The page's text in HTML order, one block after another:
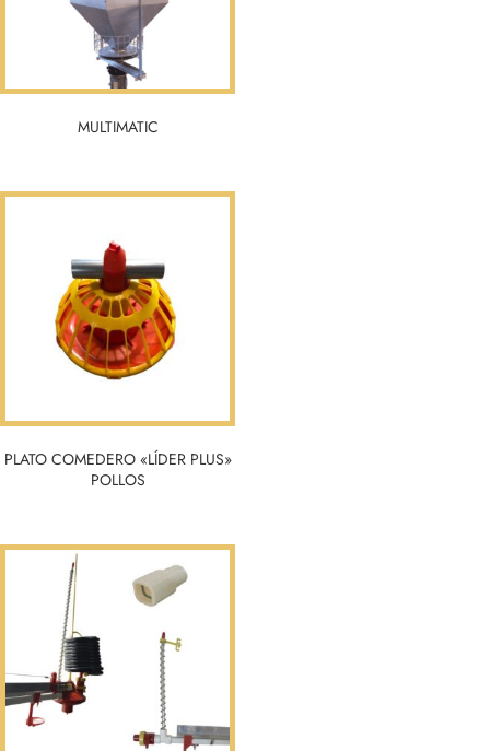
MULTIMATIC
PLATO COMEDERO «LÍDER PLUS»
POLLOS